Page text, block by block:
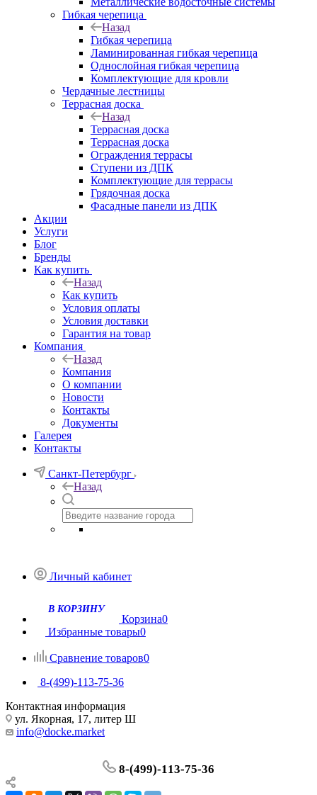
Гибкая черепица
Назад
Гибкая черепица
Ламинированная гибкая черепица
Однослойная гибкая черепица
Комплектующие для кровли
Чердачные лестницы
Террасная доска
Назад
Террасная доска
Террасная доска
Ограждения террасы
Ступени из ДПК
Комплектующие для террасы
Грядочная доска
Фасадные панели из ДПК
Акции
Услуги
Блог
Бренды
Как купить
Назад
Как купить
Условия оплаты
Условия доставки
Гарантия на товар
Компания
Назад
Компания
О компании
Новости
Контакты
Документы
Галерея
Контакты
Санкт-Петербург
Назад
Личный кабинет
Корзина0
Избранные товары0
Сравнение товаров0
8-(499)-113-75-36
Контактная информация
ул. Якорная, 17, литер Ш
info@docke.market
8-(499)-113-75-36